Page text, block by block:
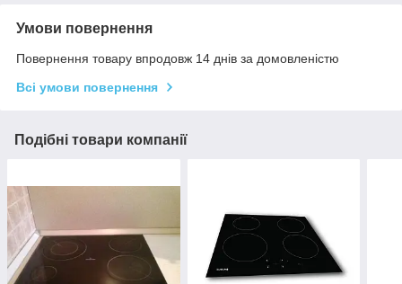
Умови повернення
Повернення товару впродовж 14 днів за домовленістю
Всі умови повернення
Подібні товари компанії